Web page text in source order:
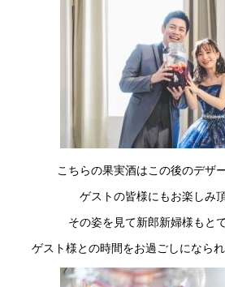
こちらの果実酒はこの後のデザ
ゲストの皆様にもお楽しみ
その姿を見て新郎新婦様もと
ゲスト様との時間をお過ごしになら